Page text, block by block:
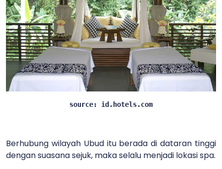
source: id.hotels.com
Berhubung wilayah Ubud itu berada di dataran tinggi
dengan suasana sejuk, maka selalu menjadi lokasi spa.